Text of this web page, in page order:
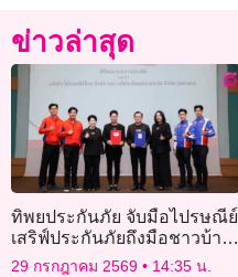
ข่าวล่าสุด
ทิพยประกันภัย จับมือไปรษณีย์
เสริฟ์ประกันภัยถึงมือชาวบ้าน
รุกตลาดลูกค้ารายย่อย
29 กรกฎาคม 2569 14:35 น.